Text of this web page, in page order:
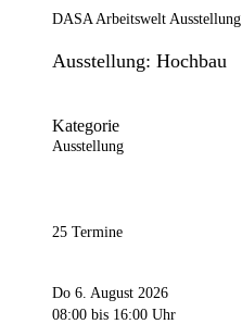
DASA Arbeitswelt Ausstellung
Ausstellung: Hochbau
Kategorie
Ausstellung
25 Termine
Do 6. August 2026
08:00 bis 16:00 Uhr